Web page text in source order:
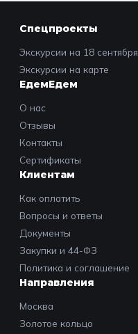
Спецпроекты
Экскурсии на 18 сентября
Экскурсии на карте
ЕдемЕдем
О нас
Отзывы
Контакты
Сертификаты
Клиентам
Как оплатить
Вопросы и ответы
Документы
Закупки и 44-ФЗ
Политика и соглашение
Направления
Москва
Золотое кольцо